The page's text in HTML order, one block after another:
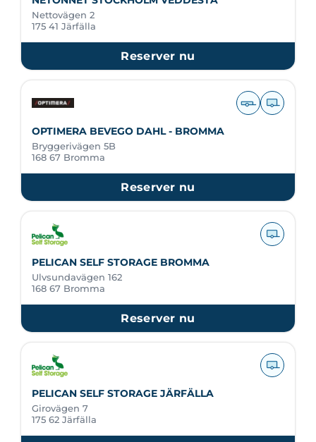
Nettovägen 2
175 41 Järfälla
Reserver nu
OPTIMERA BEVEGO DAHL - BROMMA
Bryggerivägen 5B
168 67 Bromma
Reserver nu
PELICAN SELF STORAGE BROMMA
Ulvsundavägen 162
168 67 Bromma
Reserver nu
PELICAN SELF STORAGE JÄRFÄLLA
Girovägen 7
175 62 Järfälla